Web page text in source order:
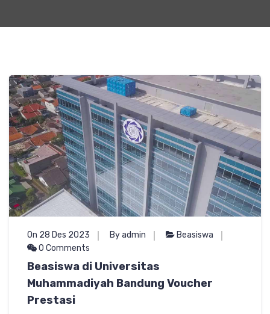
On 28 Des 2023 By admin
Beasiswa
0 Comments
Beasiswa di Universitas
Muhammadiyah Bandung Voucher
Prestasi